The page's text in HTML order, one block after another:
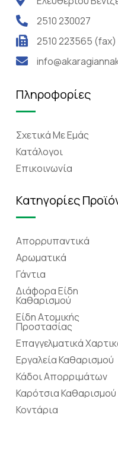
2510 230027
2510 223565 (fax)
Πληροφορίες
Σχετικά Mε Eμάς
Κατάλογοι
Επικοινωνία
Κατηγορίες
Απορρυπαντικά
Αρωματικά
Γάντια
Διάφορα Είδη
Καθαρισμού
Είδη Ατομικής
Προστασίας
Επαγγελματικά
Εργαλεία Καθαρισμού
Κάδοι Απορριμάτων
Καρότσια Καθαρισμού
Κοντάρια